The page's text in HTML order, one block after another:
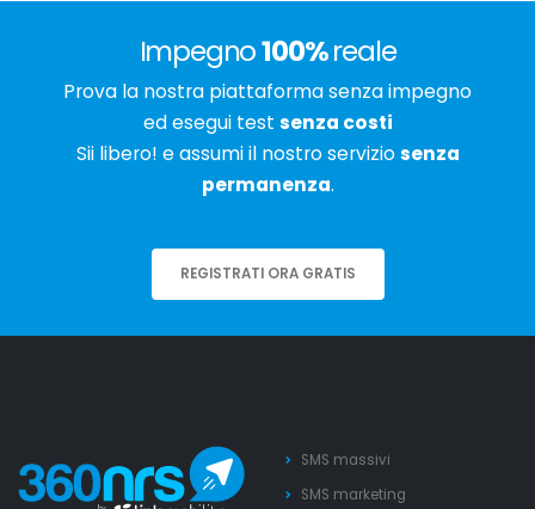
Impegno100%reale
Prova la nostra piattaforma senza impegno
ed esegui test senza costi
Sii libero! e assumi il nostro serviziosenza
permanenza.
REGISTRATI ORA GRATIS
SMS massivi
SMS marketing